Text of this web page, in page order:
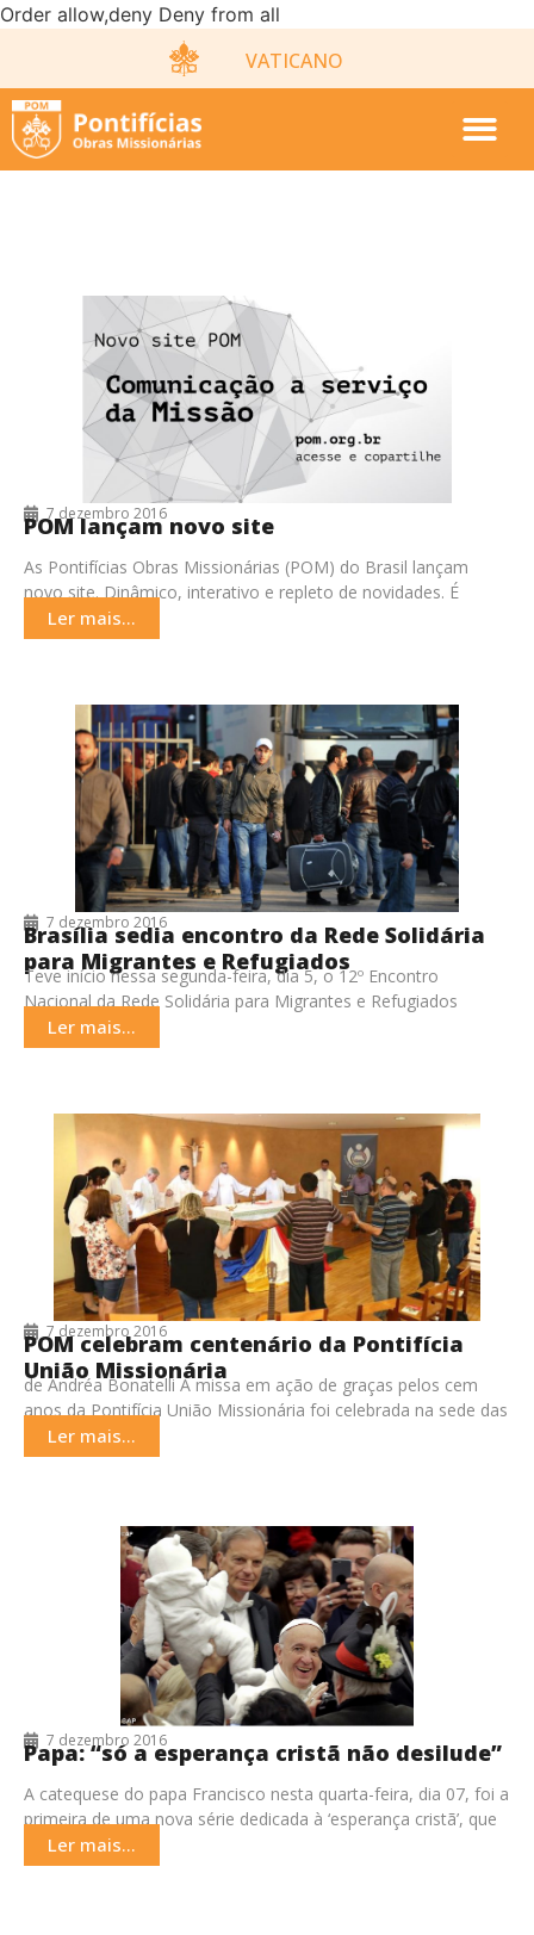
Order allow,deny Deny from all
VATICANO
7 dezembro 2016
POM lançam novo site
As Pontifícias Obras Missionárias (POM) do Brasil lançam
novo site. Dinâmico, interativo e repleto de novidades. É
comunicação a serviço da Missão. Notícias, artigos,
Ler mais...
7 dezembro 2016
Brasília sedia encontro da Rede Solidária
para Migrantes e Refugiados
Teve início nessa segunda-feira, dia 5, o 12º Encontro
Nacional da Rede Solidária para Migrantes e Refugiados
(RedeMir). O evento terminou nesta quarta-feira, dia
Ler mais...
7 dezembro 2016
POM celebram centenário da Pontifícia
União Missionária
de Andréa Bonatelli A missa em ação de graças pelos cem
anos da Pontifícia União Missionária foi celebrada na sede das
Pontifícias Obras Missionárias
Ler mais...
7 dezembro 2016
Papa: “só a esperança cristã não desilude”
A catequese do papa Francisco nesta quarta-feira, dia 07, foi a
primeira de uma nova série dedicada à ‘esperança cristã’, que
não desilude. Na
Ler mais...